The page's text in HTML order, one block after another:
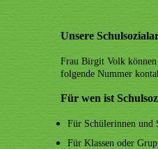
Unsere
Frau Birgit Volk
folgende Nummer
Für wen ist
Für Schülerinnen und
Für Klassen oder